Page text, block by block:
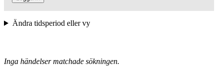
Ändra tidsperiod eller vy
Inga händelser matchade sökningen.